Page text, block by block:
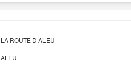
LA ROUTE D ALEU
ALEU